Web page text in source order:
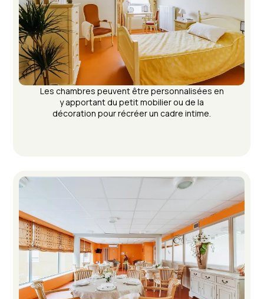
Les chambres peuvent être personnalisées en
y apportant du petit mobilier ou de la
décoration pour récréer un cadre intime.